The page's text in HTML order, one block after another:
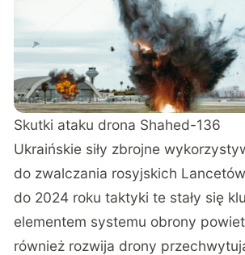
Skutki ataku drona Shahed-136
Ukraińskie siły zbrojne
do zwalczania rosyjskich
do 2024 roku taktyki te stały się
elementem systemu obrony
również rozwija drony